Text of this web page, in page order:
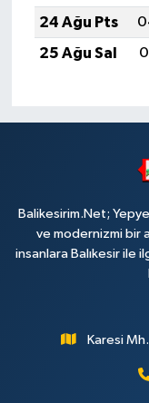
24 Ağu Pts
25 Ağu Sal
Balikesirim.Net;
ve modernizmi bir
insanlara Balıkesir ile
Karesi